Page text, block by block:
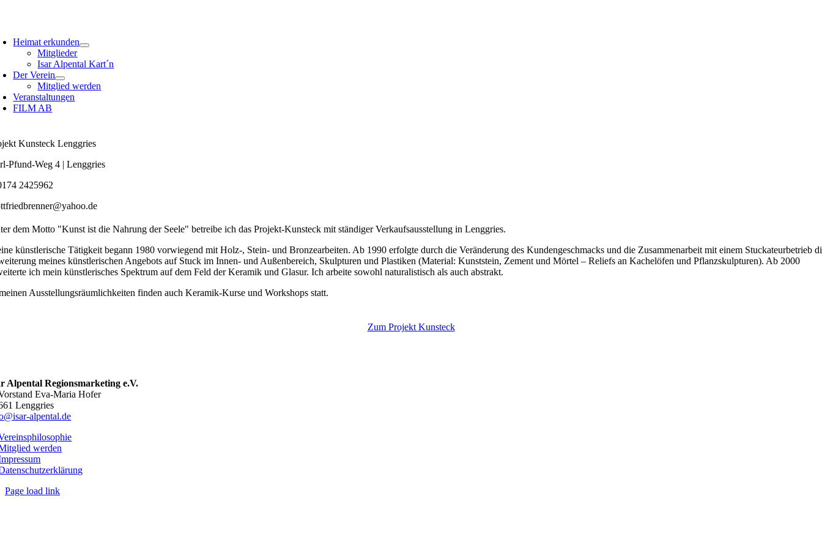
Heimat erkunden
Mitglieder
Isar Alpental Kart´n
Der Verein
Mitglied werden
Veranstaltungen
FILM AB
Kunsteck Lenggries
Pfund-Weg 4 | Lenggries
2425962
dem Motto "Kunst ist die Nahrung der Seele" betreibe ich das Projekt-Kunsteck mit ständiger Verkaufsausstellung in Lenggries.
künstlerische Tätigkeit begann 1980 vorwiegend mit Holz-, Stein- und Bronzearbeiten. Ab 1990 erfolgte durch die Veränderung des Kundengeschmacks und die Zusammenarbeit mit einem Stuckateurbetrieb
meines künstlerischen Angebots auf Stuck im Innen- und Außenbereich, Skulpturen und Plastiken (Material: Kunststein, Zement und Mörtel – Reliefs an Kachelöfen und Pflanzskulpturen). Ab 2000
ich mein künstlerisches Spektrum auf dem Feld der Keramik und Glasur. Ich arbeite sowohl naturalistisch als auch abstrakt.
Ausstellungsräumlichkeiten finden auch Keramik-Kurse und Workshops statt.
Zum Projekt Kunsteck
Alpental Regionsmarketing e.V.
Eva-Maria Hofer
Lenggries
alpental.de
werden
Page load link